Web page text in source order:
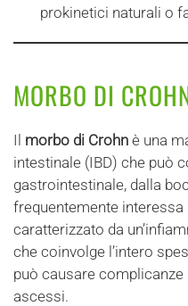
prokinetici naturali o
MORBO DI
Il morbo di Crohn è una
intestinale (IBD) che può
gastrointestinale, dalla
frequentemente interessa
caratterizzato da
che coinvolge l’intero
può causare
ascessi.